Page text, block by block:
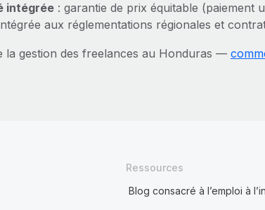
intégrée: garantie de prix équitable (paiement
aux réglementations régionales et
la gestion des freelances au Honduras —
Ressources
Blog consacré à l’emploi à